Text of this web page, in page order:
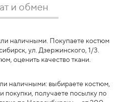
и обмен
наличными. Покупаете костюм
ул. Дзержинского, 1/3.
оценить качество ткани.
наличными: выбираете костюм,
покупки, получаете посылку по
товар, если просто
ипринять решение о возврате.
— не в Новосибирске — то
в